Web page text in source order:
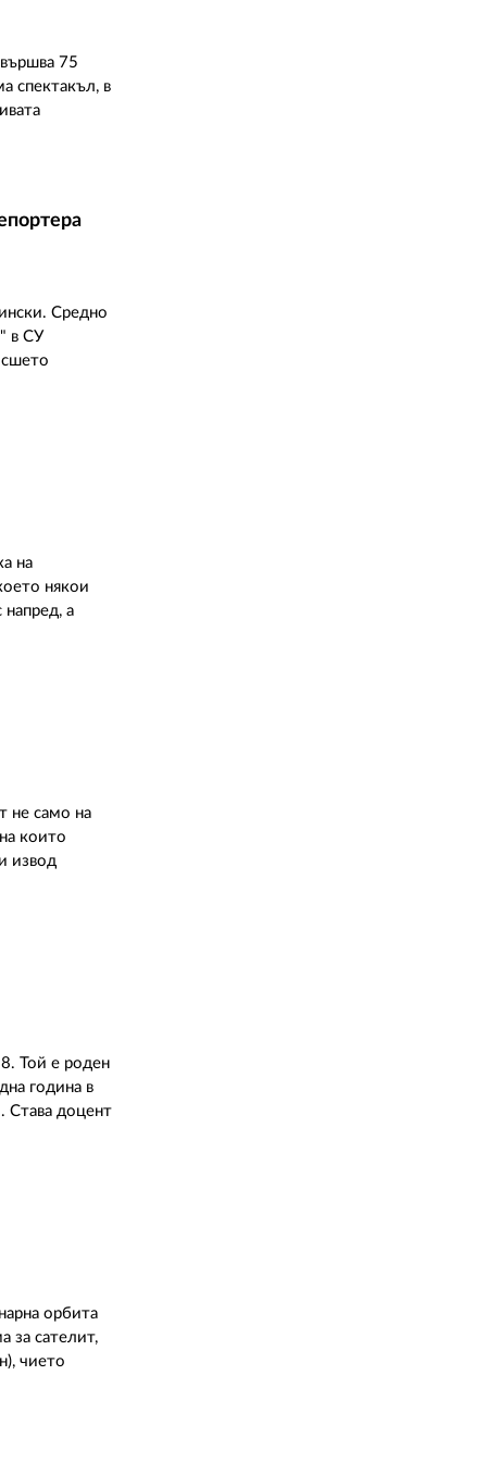
75
спектакъл, в
Средно
в СУ
на
някои
а
не само на
които
извод
Той е роден
година в
Става доцент
орбита
за сателит,
чието